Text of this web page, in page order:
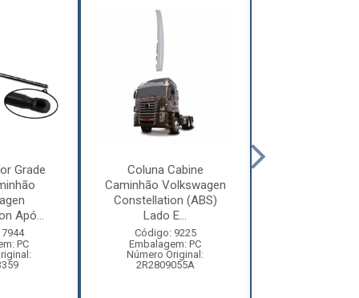
Grade
Apó...
PC
Coluna Cabine
Caminhão Volkswagen
Constellation (ABS)
Lado E...
Código: 9225
Embalagem: PC
Número Original:
2R2809055A